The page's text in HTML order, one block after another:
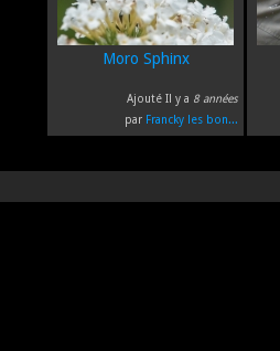
Moro Sphinx
Ajouté Il y a 8 années
par Francky les bon...